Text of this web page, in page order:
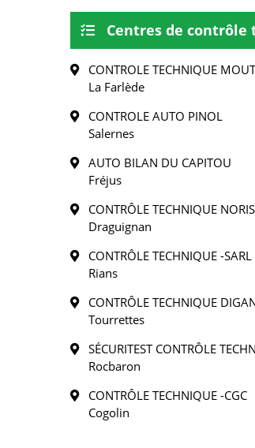
Centres de
CONTROLE TECHNIQUE
La Farlède
CONTROLE AUTO PINOL
Salernes
AUTO BILAN DU CAPITOU
Fréjus
CONTRÔLE TECHNIQUE
Draguignan
CONTRÔLE TECHNIQUE -SARL
Rians
CONTRÔLE TECHNIQUE
Tourrettes
SÉCURITEST CONTRÔLE
Rocbaron
CONTRÔLE TECHNIQUE -CGC
Cogolin